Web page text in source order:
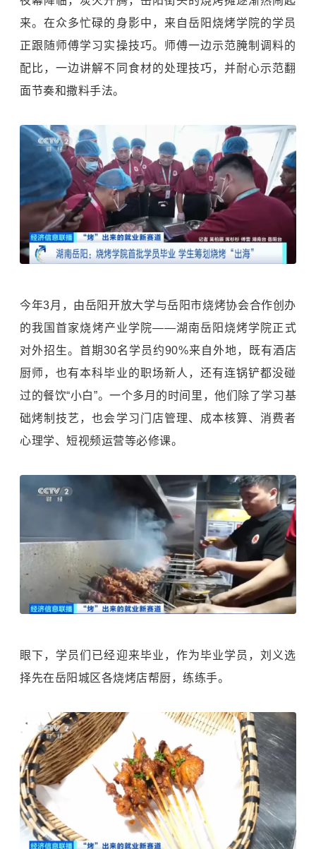
来。在众多忙碌的身影中，来自岳阳烧烤学院的学员
正跟随师傅学习实操技巧。师傅一边示范腌制调料的
配比，一边讲解不同食材的处理技巧，并耐心示范翻
面节奏和撒料手法。
今年3月，由岳阳开放大学与岳阳市烧烤协会合作创办
的我国首家烧烤产业学院——湖南岳阳烧烤学院正式
对外招生。首期30名学员约90%来自外地，既有酒店
厨师，也有本科毕业的职场新人，还有连锅铲都没碰
过的餐饮“小白”。一个多月的时间里，他们除了学习基
础烤制技艺，也会学习门店管理、成本核算、消费者
心理学、短视频运营等必修课。
眼下，学员们已经迎来毕业，作为毕业学员，刘义选
择先在岳阳城区各烧烤店帮厨，练练手。